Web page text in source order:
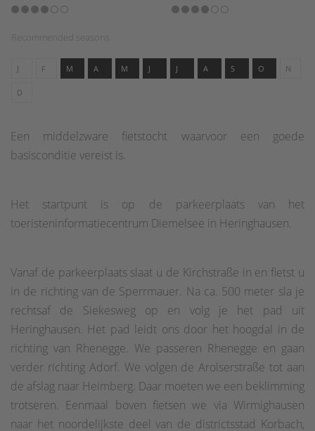
Recommended seasons
J F M A M J J A S O N
D
Een middelzware fietstocht waarvoor een goede
basisconditie vereist is.
Het startpunt is op de parkeerplaats van het
toeristeninformatiecentrum Diemelsee in Heringhausen.
Vanaf de parkeerplaats slaat u de Kirchstraße in en fietst u
in de richting van de Sperrmauer. Na ca. 500 meter sla je
rechtsaf de Siekesweg op en volg je het pad uit
Heringhausen. Het pad leidt ons door het hoogdal in de
richting van Rhenegge. We passeren Rhenegge en gaan
verder richting Adorf. We volgen de Arolserstraße tot aan
de afslag naar Heimberg. Daar moeten we een beklimming
trotseren. Eenmaal boven fietsen we via Wirmighausen
naar het noordelijkste deel van de districtsstad Korbach,